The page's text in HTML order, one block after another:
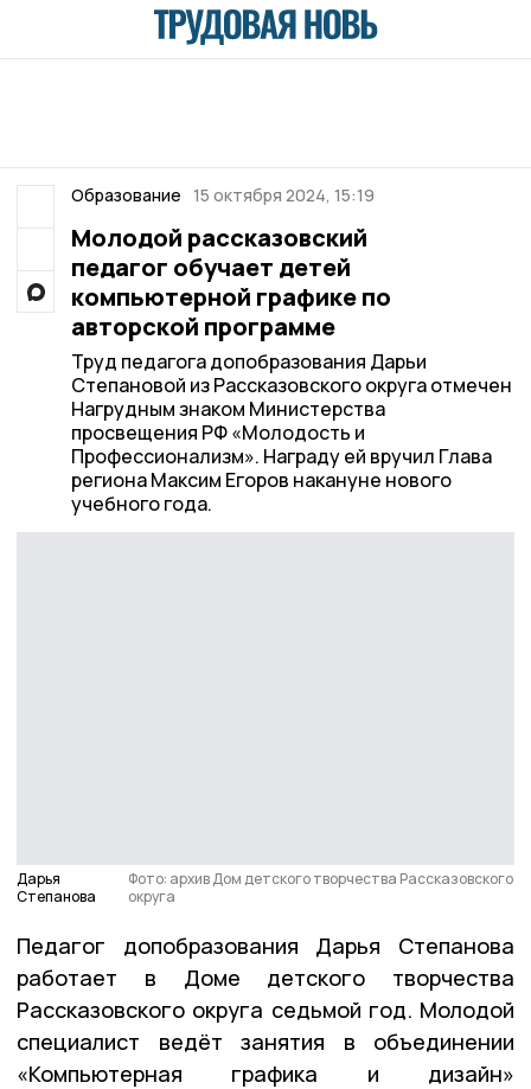
Образование 15 октября 2024, 15:19
Молодой рассказовский
педагог обучает детей
компьютерной графике по
авторской программе
Труд педагога допобразования Дарьи
Степановой из Рассказовского округа отмечен
Нагрудным знаком Министерства
просвещения РФ «Молодость и
Профессионализм». Награду ей вручил Глава
региона Максим Егоров накануне нового
учебного года.
Дарья
Степанова
Фото: архив Дом детского творчества Рассказовского
округа
Педагог допобразования Дарья Степанова
работает в Доме детского творчества
Рассказовского округа седьмой год. Молодой
специалист ведёт занятия в объединении
«Компьютерная графика и дизайн»